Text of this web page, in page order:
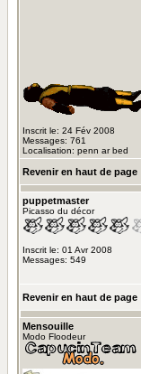
Inscrit le: 24 Fév 2008
Messages: 761
Localisation: penn ar bed
Revenir en haut de page
puppetmaster
Picasso du décor
Inscrit le: 01 Avr 2008
Messages: 549
Revenir en haut de page
Mensouille
Modo Floodeur